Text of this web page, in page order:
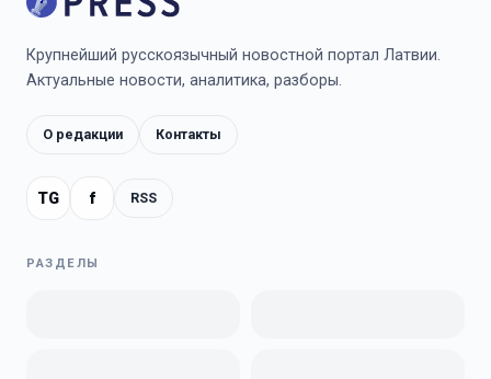
Крупнейший русскоязычный новостной портал Латвии.
Актуальные новости, аналитика, разборы.
О редакции Контакты
TG f RSS
РАЗДЕЛЫ